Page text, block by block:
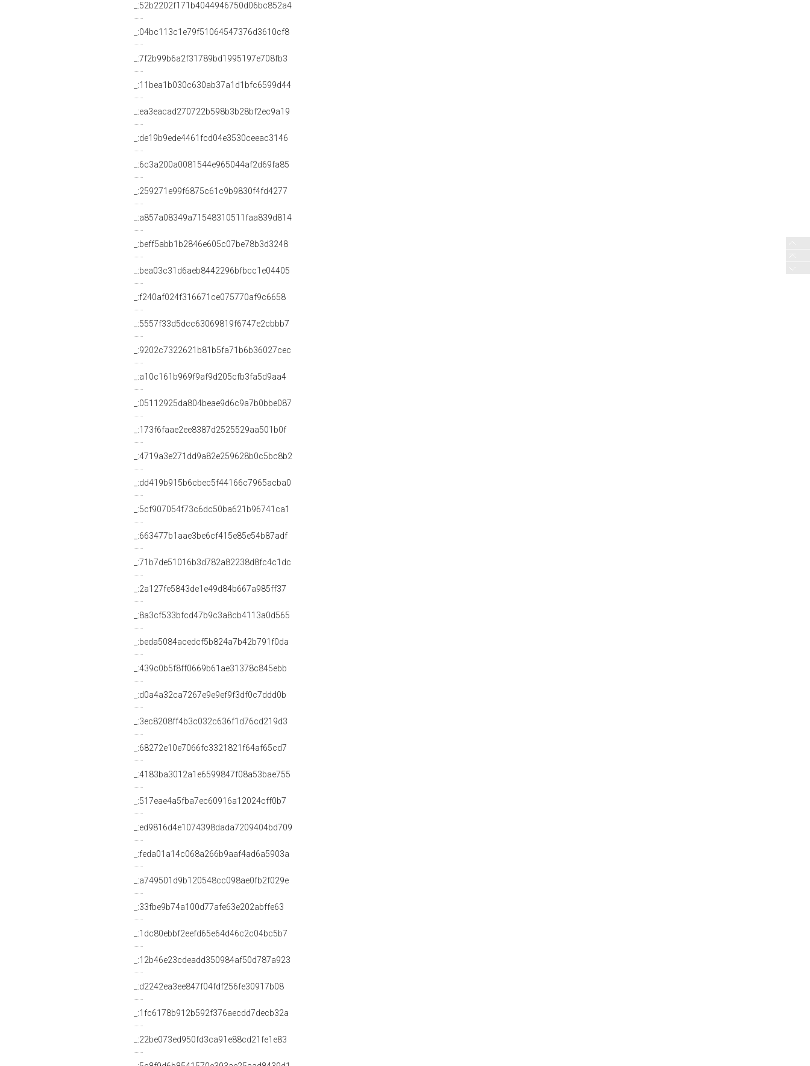
_:52b2202f171b4044946750d06bc852a4
_:04bc113c1e79f51064547376d3610cf8
_:7f2b99b6a2f31789bd1995197e708fb3
_:11bea1b030c630ab37a1d1bfc6599d44
_:ea3eacad270722b598b3b28bf2ec9a19
_:de19b9ede4461fcd04e3530ceeac3146
_:6c3a200a0081544e965044af2d69fa85
_:259271e99f6875c61c9b9830f4fd4277
_:a857a08349a71548310511faa839d814
_:beff5abb1b2846e605c07be78b3d3248
_:bea03c31d6aeb8442296bfbcc1e04405
_:f240af024f316671ce075770af9c6658
_:5557f33d5dcc63069819f6747e2cbbb7
_:9202c7322621b81b5fa71b6b36027cec
_:a10c161b969f9af9d205cfb3fa5d9aa4
_:05112925da804beae9d6c9a7b0bbe087
_:173f6faae2ee8387d2525529aa501b0f
_:4719a3e271dd9a82e259628b0c5bc8b2
_:dd419b915b6cbec5f44166c7965acba0
_:5cf907054f73c6dc50ba621b96741ca1
_:663477b1aae3be6cf415e85e54b87adf
_:71b7de51016b3d782a82238d8fc4c1dc
_:2a127fe5843de1e49d84b667a985ff37
_:8a3cf533bfcd47b9c3a8cb4113a0d565
_:beda5084acedcf5b824a7b42b791f0da
_:439c0b5f8ff0669b61ae31378c845ebb
_:d0a4a32ca7267e9e9ef9f3df0c7ddd0b
_:3ec8208ff4b3c032c636f1d76cd219d3
_:68272e10e7066fc3321821f64af65cd7
_:4183ba3012a1e6599847f08a53bae755
_:517eae4a5fba7ec60916a12024cff0b7
_:ed9816d4e1074398dada7209404bd709
_:feda01a14c068a266b9aaf4ad6a5903a
_:a749501d9b120548cc098ae0fb2f029e
_:33fbe9b74a100d77afe63e202abffe63
_:1dc80ebbf2eefd65e64d46c2c04bc5b7
_:12b46e23cdeadd350984af50d787a923
_:d2242ea3ee847f04fdf256fe30917b08
_:1fc6178b912b592f376aecdd7decb32a
_:22be073ed950fd3ca91e88cd21fe1e83